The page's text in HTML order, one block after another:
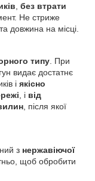
без втрати
Не стриже
довжина на місці.
типу . При
видає достатнє
і якісно
, і від
, після якої
з нержавіючої
щоб обробити